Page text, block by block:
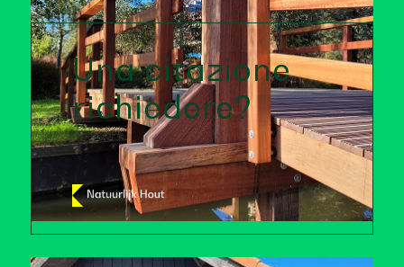
Una citazione
richiedere?